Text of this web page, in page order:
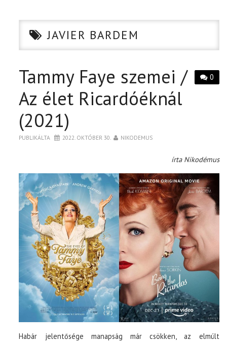
CIKK JAVIER BARDEM
0
Tammy Faye szemei /
Az élet Ricardóéknál
(2021)
PUBLIKÁLTA 2022. OKTÓBER 30. NIKODEMUS
írta Nikodémus
Habár jelentősége manapság már csökken, az elmúlt